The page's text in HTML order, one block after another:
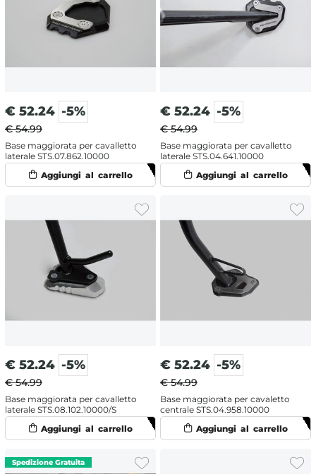
€ 52.24 -5%
€ 54.99
Base maggiorata per cavalletto
laterale STS.07.862.10000
€ 52.24 -5%
€ 54.99
Base maggiorata per cavalletto
laterale STS.04.641.10000
€ 52.24 -5%
€ 54.99
Base maggiorata per cavalletto
laterale STS.08.102.10000/S
€ 52.24 -5%
€ 54.99
Base maggiorata per cavaletto
centrale STS.04.958.10000